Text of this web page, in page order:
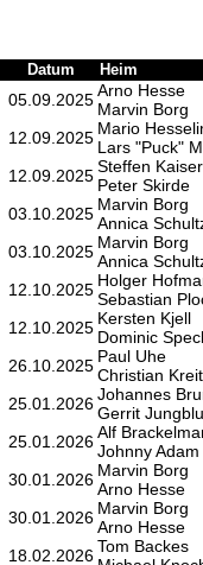
Datum Heim
05.09.2025 Arno Hesse
Marvin Borg
12.09.2025 Mario
Lars "Puck"
12.09.2025 Steffen Kaiser
Peter Skirde
03.10.2025 Marvin Borg
Annica
03.10.2025 Marvin Borg
Annica
12.10.2025 Holger
Sebastian
12.10.2025 Kersten Kjell
Dominic
26.10.2025 Paul Uhe
Christian
25.01.2026 Johannes
Gerrit
25.01.2026 Alf
Johnny Adam
30.01.2026 Marvin Borg
Arno Hesse
30.01.2026 Marvin Borg
Arno Hesse
18.02.2026 Tom Backes